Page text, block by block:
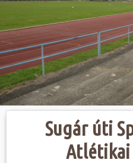
Sport
Szabadidő
Hasznos
Sugár úti